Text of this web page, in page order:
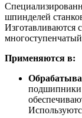
шпинделей
Изготавливаются
многоступенчатый
Применяются в:
подшипники